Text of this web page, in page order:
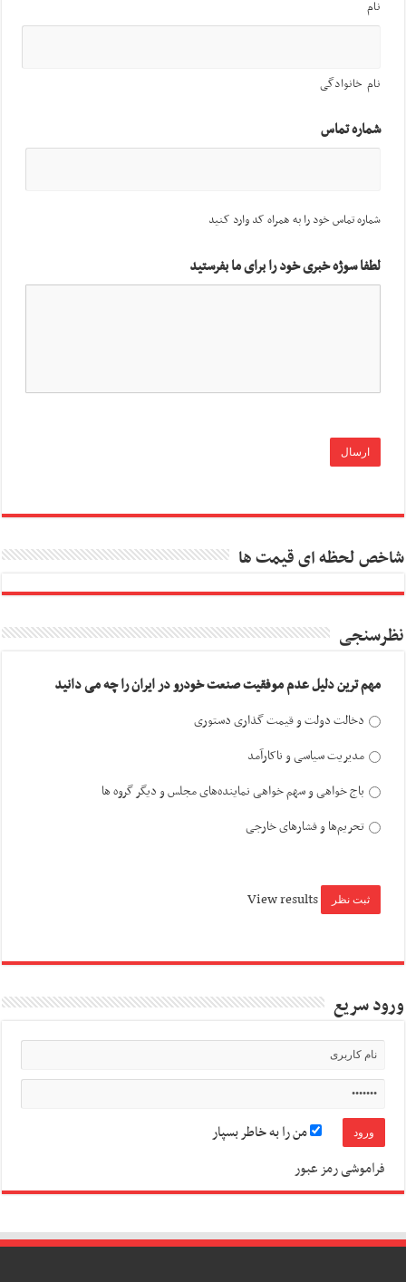
نام
نام خانوادگی
شماره تماس
شماره تماس خود را به همراه کد وارد کنید
لطفا سوژه خبری خود را برای ما بفرستید
شاخص لحظه ای قیمت ها
نظرسنجی
مهم ترین دلیل عدم موفقیت صنعت خودرو در ایران را چه می دانید
دخالت دولت و قیمت گذاری دستوری
مدیریت سیاسی و ناکارآمد
باج خواهی و سهم خواهی نماینده‌های مجلس و دیگر گروه ها
تحریم‌ها و فشارهای خارجی
View results
ورود سریع
من را به خاطر بسپار
فراموشی رمز عبور